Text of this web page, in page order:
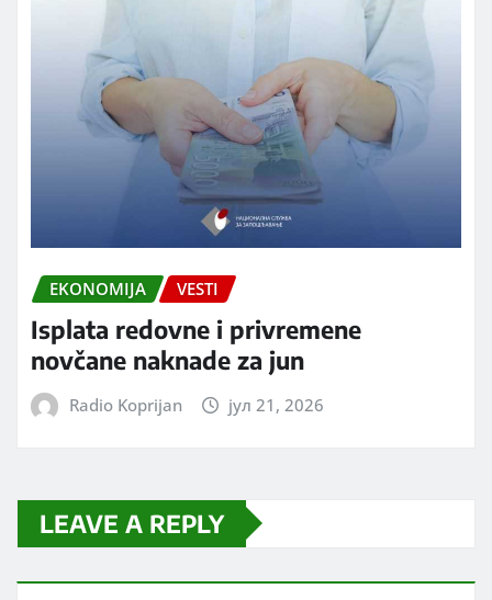
EKONOMIJA VESTI
Isplata redovne i privremene
novčane naknade za jun
Radio Koprijan јул 21, 2026
LEAVE A REPLY